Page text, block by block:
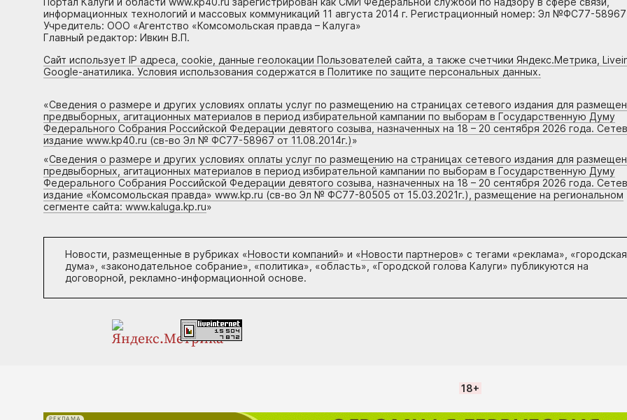
информационных технологий и массовых коммуникаций 11 августа 2014 г. Регистрационный номер: Эл №ФС77-58967
Учредитель: ООО «Агентство «Комсомольская правда – Калуга»
Главный редактор: Ивкин В.П.
Сайт использует IP адреса, cookie, данные геолокации Пользователей сайта, а также счетчики Яндекс.Метрика,
Google-анатилика. Условия использования содержатся в Политике по защите персональных данных.
«Сведения о размере и других условиях оплаты услуг по размещению на страницах сетевого издания для
предвыборных, агитационных материалов в период избирательной кампании по выборам в Государственную Думу
Федерального Собрания Российской Федерации девятого созыва, назначенных на 18 – 20 сентября 2026 года.
издание www.kp40.ru (св-во Эл № ФС77-58967 от 11.08.2014г.)»
«Сведения о размере и других условиях оплаты услуг по размещению на страницах сетевого издания для
предвыборных, агитационных материалов в период избирательной кампании по выборам в Государственную Думу
Федерального Собрания Российской Федерации девятого созыва, назначенных на 18 – 20 сентября 2026 года.
издание «Комсомольская правда» www.kp.ru (св-во Эл № ФС77-80505 от 15.03.2021г.), размещение на региональном
сегменте сайта: www.kaluga.kp.ru»
Новости, размещенные в рубриках «Новости компаний» и «Новости партнеров» с тегами «реклама», «городская
дума», «законодательное собрание», «политика», «область», «Городской голова Калуги» публикуются на
договорной, рекламно-информационной основе.
18+